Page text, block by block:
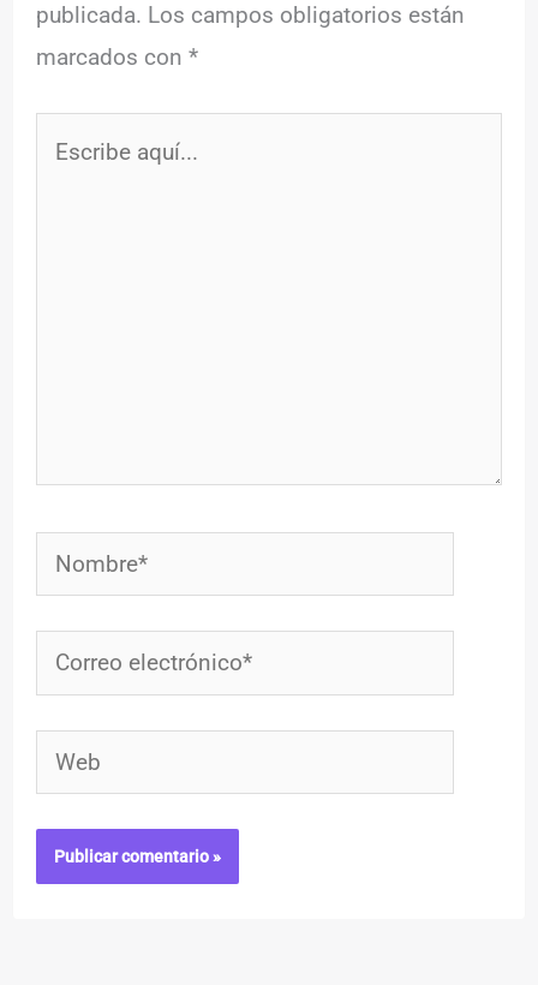
publicada. Los campos obligatorios están
marcados con*
Nombre*
Correo
electrónico*
Web